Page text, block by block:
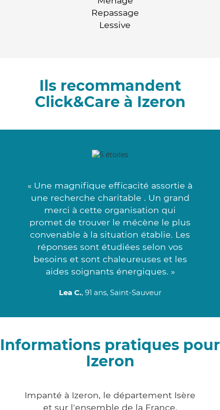
Repassage
Lessive
Ils recommandent
Click&Care à Izeron
« Une magnifique efficacité assortie à
une recherche charitable . Un grand
merci à cette organisation qui
promet de trouver le mécène le plus
convenable à la situation établie. Les
réponses sont étudiées selon vos
besoins et sont chaleureuses et les
aides soignants énergiques. »
Lea C., 91 ans, Saint-Sauveur
Informations pratiques pour
Izeron
Impanté à Izeron, le département Isère
et sur l'ensemble de la France,